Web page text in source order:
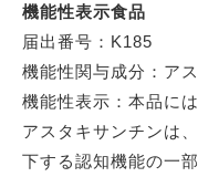
機能性表示食品
届出番号：K185
機能性関与成分：ア
機能性表示：本品に
アスタキサンチンは
下する認知機能の一